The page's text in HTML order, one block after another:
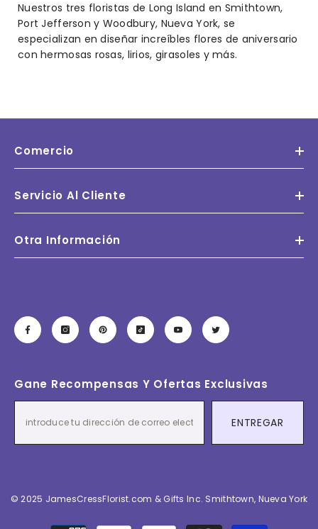
Nuestros tres floristas de Long Island en Smithtown,
Port Jefferson y Woodbury, Nueva York, se
especializan en diseñar increíbles flores de aniversario
con hermosas rosas, lirios, girasoles y más.
Comercio
Servicio Al Cliente
Otra Información
Gane Recompensas Y Ofertas Exclusivas
ENTREGAR
© 2025 JamesCressFlorist.com & Gifts Inc. Smithtown, Nueva York